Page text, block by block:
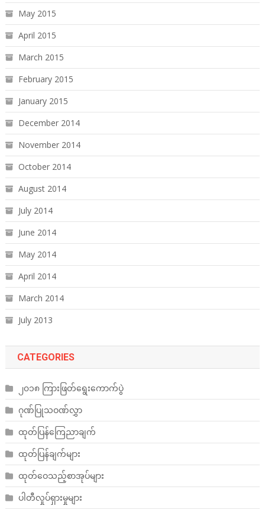
May 2015
April 2015
March 2015
February 2015
January 2015
December 2014
November 2014
October 2014
August 2014
July 2014
June 2014
May 2014
April 2014
March 2014
July 2013
CATEGORIES
၂၀၁၈ ကြားဖြတ်ရွေးကောက်ပွဲ
ဂုဏ်ပြုသဝဏ်လွှာ
ထုတ်ပြန်ကြေညာချက်
ထုတ်ပြန်ချက်များ
ထုတ်ဝေသည့်စာအုပ်များ
ပါတီလှုပ်ရှားမှုများ